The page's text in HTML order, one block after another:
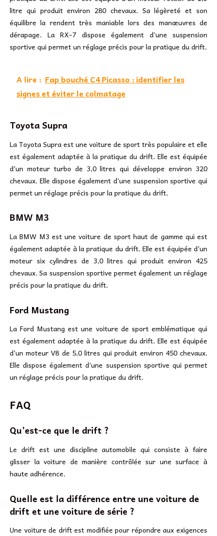
litre qui produit environ 280 chevaux. Sa légèreté et son
équilibre la rendent très maniable lors des manœuvres de
dérapage. La RX-7 dispose également d’une suspension
sportive qui permet un réglage précis pour la pratique du drift.
A lire : Fap bouché C4 Picasso : identifier les
signes et éviter le colmatage
Toyota Supra
La Toyota Supra est une voiture de sport très populaire et elle
est également adaptée à la pratique du drift. Elle est équipée
d’un moteur turbo de 3,0 litres qui développe environ 320
chevaux. Elle dispose également d’une suspension sportive qui
permet un réglage précis pour la pratique du drift.
BMW M3
La BMW M3 est une voiture de sport haut de gamme qui est
également adaptée à la pratique du drift. Elle est équipée d’un
moteur six cylindres de 3,0 litres qui produit environ 425
chevaux. Sa suspension sportive permet également un réglage
précis pour la pratique du drift.
Ford Mustang
La Ford Mustang est une voiture de sport emblématique qui
est également adaptée à la pratique du drift. Elle est équipée
d’un moteur V8 de 5,0 litres qui produit environ 450 chevaux.
Elle dispose également d’une suspension sportive qui permet
un réglage précis pour la pratique du drift.
FAQ
Qu’est-ce que le drift ?
Le drift est une discipline automobile qui consiste à faire
glisser la voiture de manière contrôlée sur une surface à
haute adhérence.
Quelle est la différence entre une voiture de
drift et une voiture de série ?
Une voiture de drift est modifiée pour répondre aux exigences